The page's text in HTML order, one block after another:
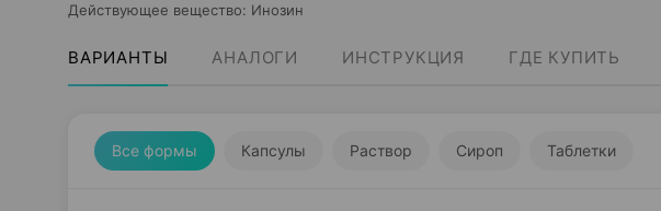
Действующее вещество: Инозин
ВАРИАНТЫ АНАЛОГИ ИНСТРУКЦИЯ ГДЕ КУПИТЬ
Все формы Капсулы Раствор Сироп Таблетки